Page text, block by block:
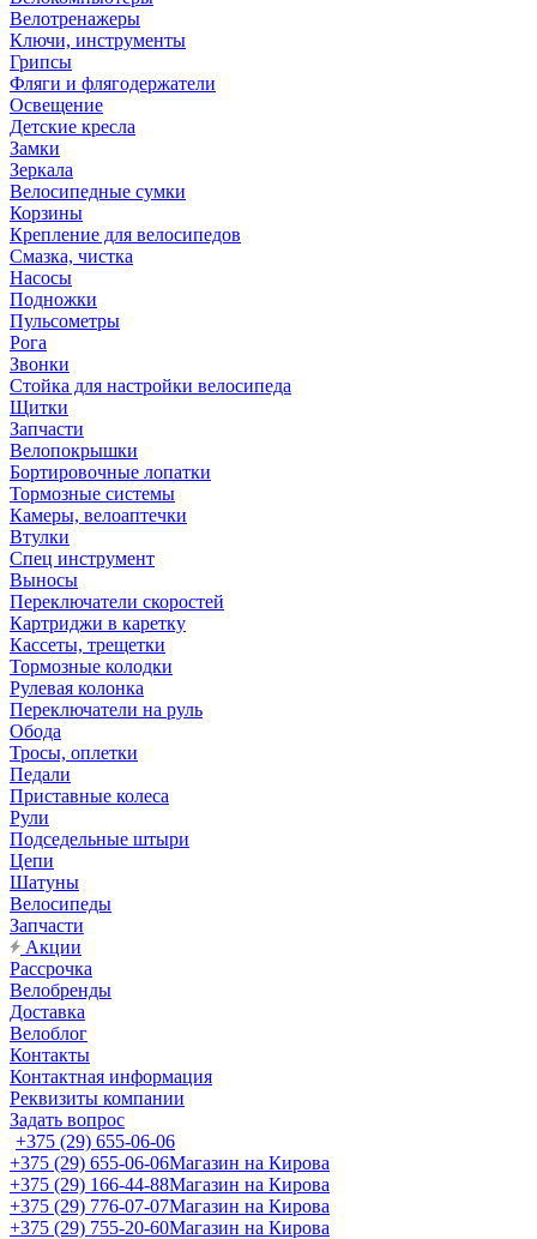
Велотренажеры
Ключи, инструменты
Грипсы
Фляги и флягодержатели
Освещение
Детские кресла
Замки
Зеркала
Велосипедные сумки
Корзины
Крепление для велосипедов
Смазка, чистка
Насосы
Подножки
Пульсометры
Рога
Звонки
Стойка для настройки велосипеда
Щитки
Запчасти
Велопокрышки
Бортировочные лопатки
Тормозные системы
Камеры, велоаптечки
Втулки
Спец инструмент
Выносы
Переключатели скоростей
Картриджи в каретку
Кассеты, трещетки
Тормозные колодки
Рулевая колонка
Переключатели на руль
Обода
Тросы, оплетки
Педали
Приставные колеса
Рули
Подседельные штыри
Цепи
Шатуны
Велосипеды
Запчасти
Акции
Рассрочка
Велобренды
Доставка
Велоблог
Контакты
Контактная информация
Реквизиты компании
Задать вопрос
+375 (29) 655-06-06
+375 (29) 655-06-06Магазин на Кирова
+375 (29) 166-44-88Магазин на Кирова
+375 (29) 776-07-07Магазин на Кирова
+375 (29) 755-20-60Магазин на Кирова